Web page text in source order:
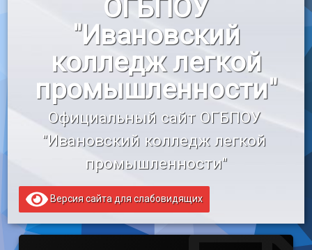
«Профессионалы»
«Профессионалитет»
Образовательный кредит
ОГБПОУ
"Ивановский
колледж легкой
промышленности"
Официальный сайт ОГБПОУ
"Ивановский колледж легкой
промышленности"
Версия сайта для слабовидящих